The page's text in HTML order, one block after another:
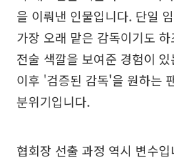
을 이뤄낸 인물입니다. 단일
가장 오래 맡은 감독이기도
전술 색깔을 보여준 경험이
이후 '검증된 감독'을 원하는
분위기입니다.
협회장 선출 과정 역시 변수